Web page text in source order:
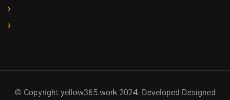
© Copyright yellow365.work 2024. Developed Designed